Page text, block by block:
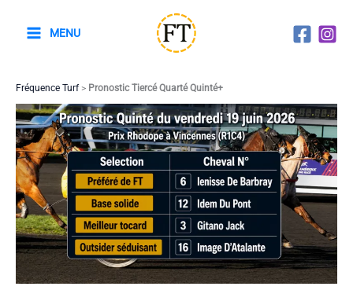
MENU
Fréquence Turf> Pronostic Tiercé Quarté Quinté+